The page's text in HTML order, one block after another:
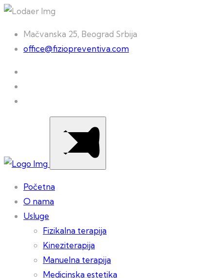
Mačvanska 25, Beograd Srbija
office@fiziopreventiva.com
Početna
O nama
Usluge
Fizikalna terapija
Kineziterapija
Manuelna terapija
Medicinska estetika